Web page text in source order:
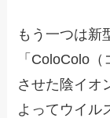
もう一つは新
「ColoColo
させた陰イオ
よってウイル